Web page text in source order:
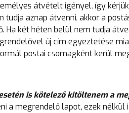
átvételt igényel, így
tudja aznap átvenni, akkor a
két héten belül nem tudja
új cím egyeztetése
postai csomagként kerül
is kötelező kitöltenem a
a megrendelő lapot, ezek